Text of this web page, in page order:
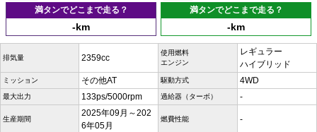
満タンでどこまで走る？
-km
満タンでどこまで走る？
-km
排気量 2359cc
使用燃料
エンジン
レギュラー
ハイブリッド
ミッション その他AT 駆動方式 4WD
最大出力 133ps/5000rpm 過給器（ターボ） -
生産期間
2025年09月～202
6年05月
燃費性能 -